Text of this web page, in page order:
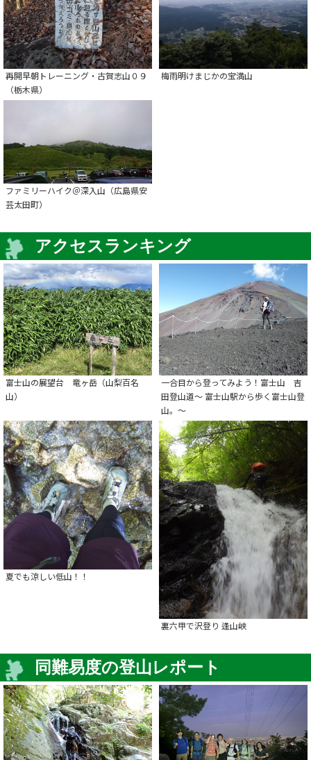
再開早朝トレーニング・古賀志山０９
（栃木県）
梅雨明けまじかの宝満山
ファミリーハイク＠深入山（広島県安
芸太田町）
アクセスランキング
富士山の展望台 竜ヶ岳（山梨百名
山）
一合目から登ってみよう！富士山 吉
田登山道～ 富士山駅から歩く富士山登
山。～
夏でも涼しい低山！！
裏六甲で沢登り 逢山峡
同難易度の登山レポート